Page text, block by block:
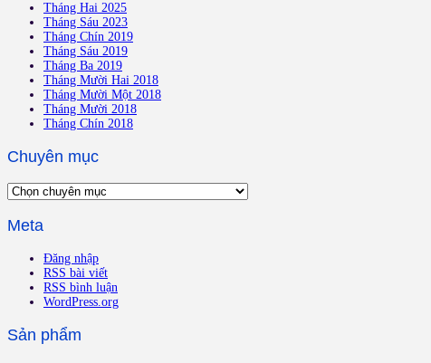
Tháng Hai 2025
Tháng Sáu 2023
Tháng Chín 2019
Tháng Sáu 2019
Tháng Ba 2019
Tháng Mười Hai 2018
Tháng Mười Một 2018
Tháng Mười 2018
Tháng Chín 2018
Chuyên mục
Meta
Đăng nhập
RSS bài viết
RSS bình luận
WordPress.org
Sản phẩm